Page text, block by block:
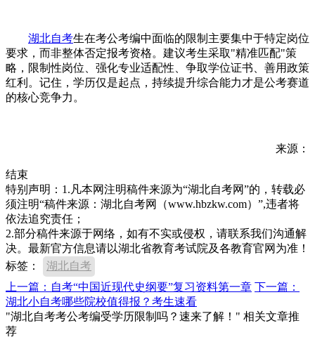
湖北自考生在考公考编中面临的限制主要集中于特定岗位
要求，而非整体否定报考资格。建议考生采取"精准匹配"策
略，限制性岗位、强化专业适配性、争取学位证书、善用政策
红利。记住，学历仅是起点，持续提升综合能力才是公考赛道
的核心竞争力。
来源：
结束
特别声明：1.凡本网注明稿件来源为“湖北自考网”的，转载必
须注明“稿件来源：湖北自考网（www.hbzkw.com）”,违者将
依法追究责任；
2.部分稿件来源于网络，如有不实或侵权，请联系我们沟通解
决。最新官方信息请以湖北省教育考试院及各教育官网为准！
标签：
湖北自考
上一篇：自考“中国近现代史纲要”复习资料第一章 下一篇：
湖北小自考哪些院校值得报？考生速看
"湖北自考考公考编受学历限制吗？速来了解！" 相关文章推
荐